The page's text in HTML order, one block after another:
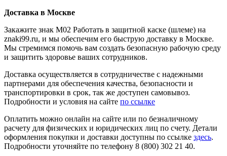
Доставка в Москве
Закажите знак М02 Работать в защитной каске (шлеме) на
znaki99.ru, и мы обеспечим его быструю доставку в Москве.
Мы стремимся помочь вам создать безопасную рабочую среду
и защитить здоровье ваших сотрудников.
Доставка осуществляется в сотрудничестве с надежными
партнерами для обеспечения качества, безопасности и
транспортировки в срок, так же доступен самовывоз.
Подробности и условия на сайте по ссылке
Оплатить можно онлайн на сайте или по безналичному
расчету для физических и юридических лиц по счету. Детали
оформления покупки и доставки доступны по ссылке здесь.
Подробности уточняйте по телефону 8 (800) 302 21 40.